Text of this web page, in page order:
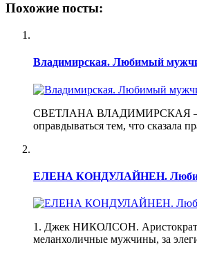
Похожие посты:
Владимирская. Любимый
СВЕТЛАНА ВЛАДИМИРСКАЯ – Я
оправдываться тем, что
ЕЛЕНА КОНДУЛАЙНЕН.
1. Джек НИКОЛСОН. Аристократ
меланхоличные мужчины, за